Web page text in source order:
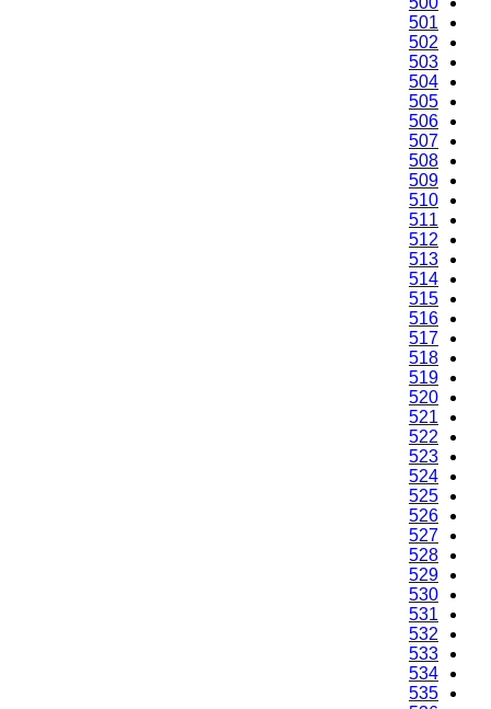
501
502
503
504
505
506
507
508
509
510
511
512
513
514
515
516
517
518
519
520
521
522
523
524
525
526
527
528
529
530
531
532
533
534
535